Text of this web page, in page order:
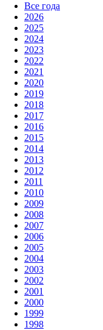
Все года
2026
2025
2024
2023
2022
2021
2020
2019
2018
2017
2016
2015
2014
2013
2012
2011
2010
2009
2008
2007
2006
2005
2004
2003
2002
2001
2000
1999
1998